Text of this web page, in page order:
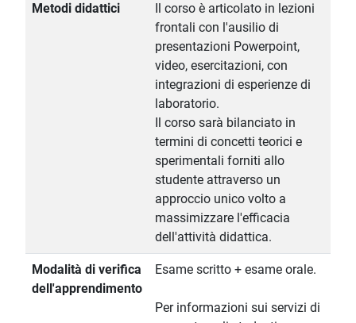
Metodi didattici
Il corso è articolato in lezioni
frontali con l'ausilio di
presentazioni Powerpoint,
video, esercitazioni, con
integrazioni di esperienze di
laboratorio.
Il corso sarà bilanciato in
termini di concetti teorici e
sperimentali forniti allo
studente attraverso un
approccio unico volto a
massimizzare l'efficacia
dell'attività didattica.
Modalità di verifica
dell'apprendimento
Esame scritto + esame orale.
Per informazioni sui servizi di